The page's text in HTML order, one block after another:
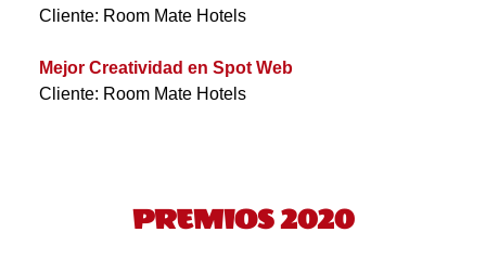
Cliente: Room Mate Hotels
Mejor Creatividad en Spot Web
Cliente: Room Mate Hotels
PREMIOS 2020